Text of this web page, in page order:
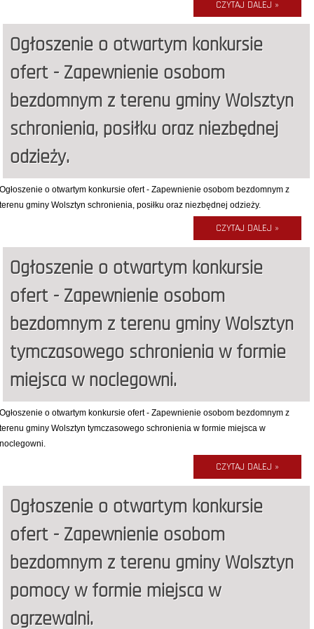
CZYTAJ DALEJ »
Ogłoszenie o otwartym konkursie
ofert - Zapewnienie osobom
bezdomnym z terenu gminy Wolsztyn
schronienia, posiłku oraz niezbędnej
odzieży.
Ogłoszenie o otwartym konkursie ofert - Zapewnienie osobom bezdomnym z
terenu gminy Wolsztyn schronienia, posiłku oraz niezbędnej odzieży.
CZYTAJ DALEJ »
Ogłoszenie o otwartym konkursie
ofert - Zapewnienie osobom
bezdomnym z terenu gminy Wolsztyn
tymczasowego schronienia w formie
miejsca w noclegowni.
Ogłoszenie o otwartym konkursie ofert - Zapewnienie osobom bezdomnym z
terenu gminy Wolsztyn tymczasowego schronienia w formie miejsca w
noclegowni.
CZYTAJ DALEJ »
Ogłoszenie o otwartym konkursie
ofert - Zapewnienie osobom
bezdomnym z terenu gminy Wolsztyn
pomocy w formie miejsca w
ogrzewalni.